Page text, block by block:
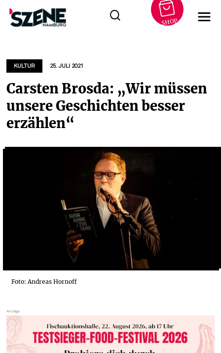
springen
SHOP
KULTUR 25. JULI 2021
Carsten Brosda: „Wir müssen
unsere Geschichten besser
erzählen“
Foto: Andreas Hornoff